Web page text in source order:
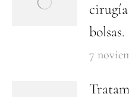
bolsas.
7